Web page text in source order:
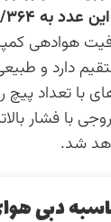
به ۱۰/۳۶۴ میرسد
هوادهی
دارد و
با تعداد پیچ
با فشار
شد.
دبی